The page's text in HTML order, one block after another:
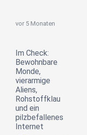
vor 5 Monaten
Im Check:
Bewohnbare
Monde,
vierarmige
Aliens,
Rohstoffklau
und ein
pilzbefallenes
Internet